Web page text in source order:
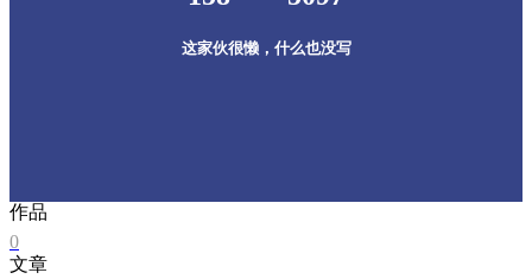
这家伙很懒，什么也没写
作品
0
文章